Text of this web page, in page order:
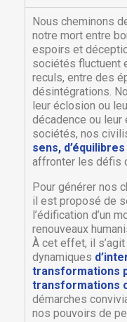
Nous cheminons
notre mort entre
espoirs et
sociétés fluctuent
reculs, entre des
désintégrations.
leur éclosion ou
décadence ou leur
sociétés, nos
sens,
affronter les défis
Pour générer nos
il est proposé de
l’édification d’un
renouveaux
À cet effet, il
dynamiques
transformations
transformations
démarches
nos pouvoirs de